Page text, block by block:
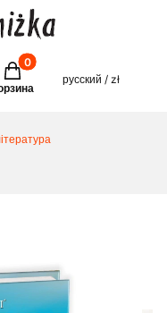
Товары в корзине: 0.
русский / zł